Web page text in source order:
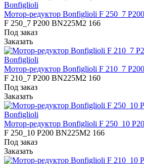
Bonfiglioli
Мотор-редуктор Bonfiglioli F 250_7
F 250_7 P200 BN225M2 166
Под заказ
Заказать
Bonfiglioli
Мотор-редуктор Bonfiglioli F 210_7
F 210_7 P200 BN225M2 160
Под заказ
Заказать
Bonfiglioli
Мотор-редуктор Bonfiglioli F 250_10
F 250_10 P200 BN225M2 166
Под заказ
Заказать